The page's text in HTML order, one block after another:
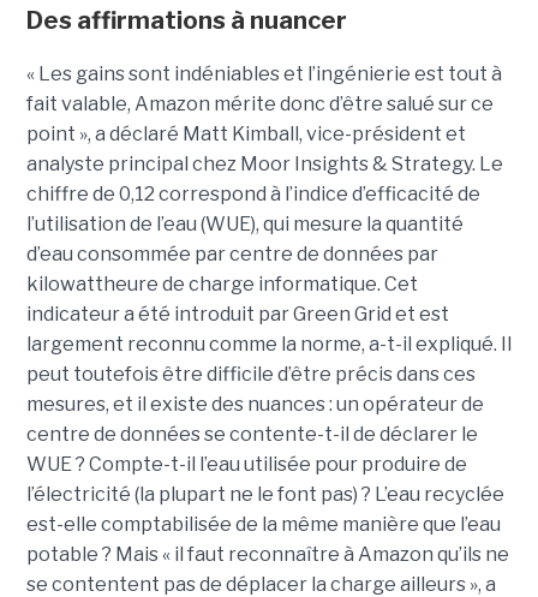
Des affirmations à nuancer
« Les gains sont indéniables et l’ingénierie est tout à
fait valable, Amazon mérite donc d’être salué sur ce
point », a déclaré Matt Kimball, vice-président et
analyste principal chez Moor Insights & Strategy. Le
chiffre de 0,12 correspond à l’indice d’efficacité de
l’utilisation de l’eau (WUE), qui mesure la quantité
d’eau consommée par centre de données par
kilowattheure de charge informatique. Cet
indicateur a été introduit par Green Grid et est
largement reconnu comme la norme, a-t-il expliqué. Il
peut toutefois être difficile d’être précis dans ces
mesures, et il existe des nuances : un opérateur de
centre de données se contente-t-il de déclarer le
WUE ? Compte-t-il l’eau utilisée pour produire de
l’électricité (la plupart ne le font pas) ? L’eau recyclée
est-elle comptabilisée de la même manière que l’eau
potable ? Mais « il faut reconnaître à Amazon qu’ils ne
se contentent pas de déplacer la charge ailleurs », a